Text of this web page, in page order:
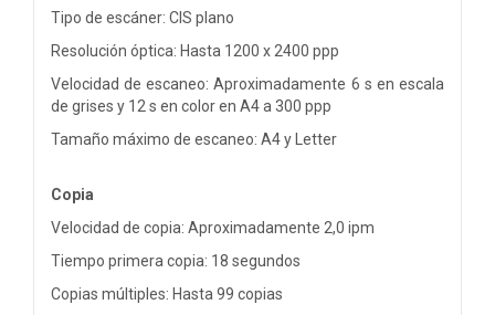
Tipo de escáner: CIS plano
Resolución óptica: Hasta 1200 x 2400 ppp
Velocidad de escaneo: Aproximadamente 6 s en escala
de grises y 12 s en color en A4 a 300 ppp
Tamaño máximo de escaneo: A4 y Letter
Copia
Velocidad de copia: Aproximadamente 2,0 ipm
Tiempo primera copia: 18 segundos
Copias múltiples: Hasta 99 copias